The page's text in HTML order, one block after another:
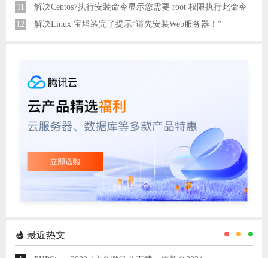
11
解决Centos7执行安装命令显示您需要 root 权限执行此命令
12
解决Linux 宝塔装完了提示“请先安装Web服务器！”
最近热文